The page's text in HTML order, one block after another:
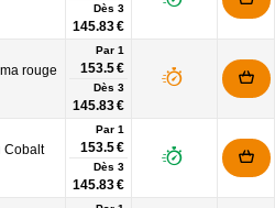
Dès 3
145.83 €
rouge
Par 1
153.5 €
Dès 3
145.83 €
Cobalt
Par 1
153.5 €
Dès 3
145.83 €